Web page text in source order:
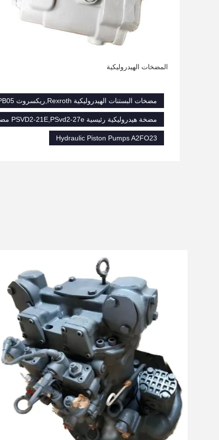
المضخات الهيدروليكية
مضخات البستنات الهيدروليكية Rexroth,ريكسروث A2FO 28 61RP-PB05,مضخات المكبس الهيدروليكية A2FO23
مضخة هيدروليكية رئيسية PSVD2-21E,PSvd2-27e مضخة هيدروليكية رئيسية,المضخة الرئيسية الهيدروليكية PSVD2-21E
Hydraulic Piston Pumps A2FO23